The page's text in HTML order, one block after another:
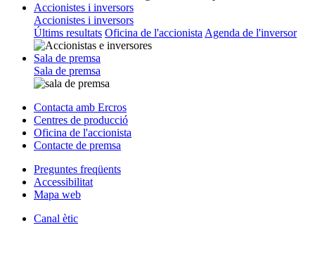
Accionistes i inversors
Accionistes i inversors
Últims resultats Oficina de l'accionista Agenda de l'inversor
Sala de premsa
Sala de premsa
Contacta amb Ercros
Centres de producció
Oficina de l'accionista
Contacte de premsa
Preguntes freqüents
Accessibilitat
Mapa web
Canal ètic